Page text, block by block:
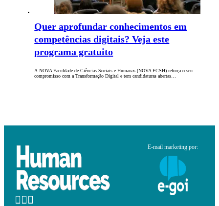
Quer aprofundar conhecimentos em
competências digitais? Veja este
programa gratuito
A NOVA Faculdade de Ciências Sociais e Humanas (NOVA FCSH) reforça o seu
compromisso com a Transformação Digital e tem candidaturas abertas…
E-mail marketing por: